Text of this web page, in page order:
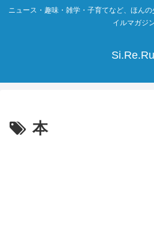
ニュース・趣味・雑学・子育てなど、ほん
イルマガジ
本